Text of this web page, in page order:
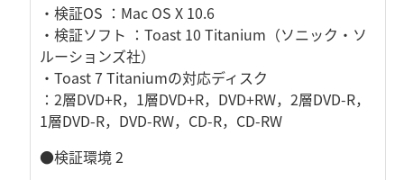
・検証OS ：Mac OS X 10.6
・検証ソフト ：Toast 10 Titanium（ソニック・ソ
ルーションズ社）
・Toast 7 Titaniumの対応ディスク
：2層DVD+R，1層DVD+R，DVD+RW，2層DVD-R，
1層DVD-R，DVD-RW，CD-R，CD-RW
●検証環境 2